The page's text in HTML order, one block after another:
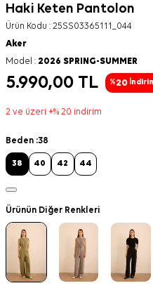
Haki Keten Pantolon
Ürün Kodu : 25SS03365111_044
Aker
Model : 2026 SPRING-SUMMER
5.990,00 TL %20
2 ve üzeri +% 20 indirim
Beden :38
38 40 42 44
Ürünün Diğer Renkleri